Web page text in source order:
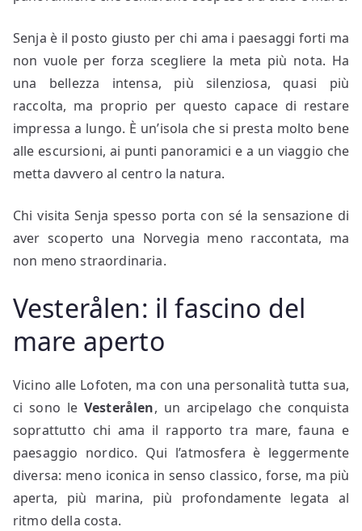
Senja è il posto giusto per chi ama i paesaggi forti ma
non vuole per forza scegliere la meta più nota. Ha
una bellezza intensa, più silenziosa, quasi più
raccolta, ma proprio per questo capace di restare
impressa a lungo. È un’isola che si presta molto bene
alle escursioni, ai punti panoramici e a un viaggio che
metta davvero al centro la natura.
Chi visita Senja spesso porta con sé la sensazione di
aver scoperto una Norvegia meno raccontata, ma
non meno straordinaria.
Vesterålen: il fascino del
mare aperto
Vicino alle Lofoten, ma con una personalità tutta sua,
ci sono le Vesterålen, un arcipelago che conquista
soprattutto chi ama il rapporto tra mare, fauna e
paesaggio nordico. Qui l’atmosfera è leggermente
diversa: meno iconica in senso classico, forse, ma più
aperta, più marina, più profondamente legata al
ritmo della costa.